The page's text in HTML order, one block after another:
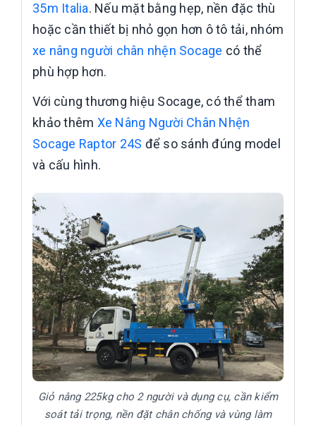
35m Italia. Nếu mặt bằng hẹp, nền đặc thù
hoặc cần thiết bị nhỏ gọn hơn ô tô tải, nhóm
xe nâng người chân nhện Socage có thể
phù hợp hơn.
Với cùng thương hiệu Socage, có thể tham
khảo thêm Xe Nâng Người Chân Nhện
Socage Raptor 24S để so sánh đúng model
và cấu hình.
Giỏ nâng 225kg cho 2 người và dụng cụ, cần kiểm
soát tải trọng, nền đặt chân chống và vùng làm